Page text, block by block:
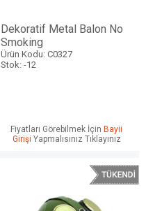
Dekoratif Metal Balon No
Smoking
Ürün Kodu: C0327
Stok: -12
Fiyatları Görebilmek İçin Bayii
Girişi Yapmalısınız Tıklayınız